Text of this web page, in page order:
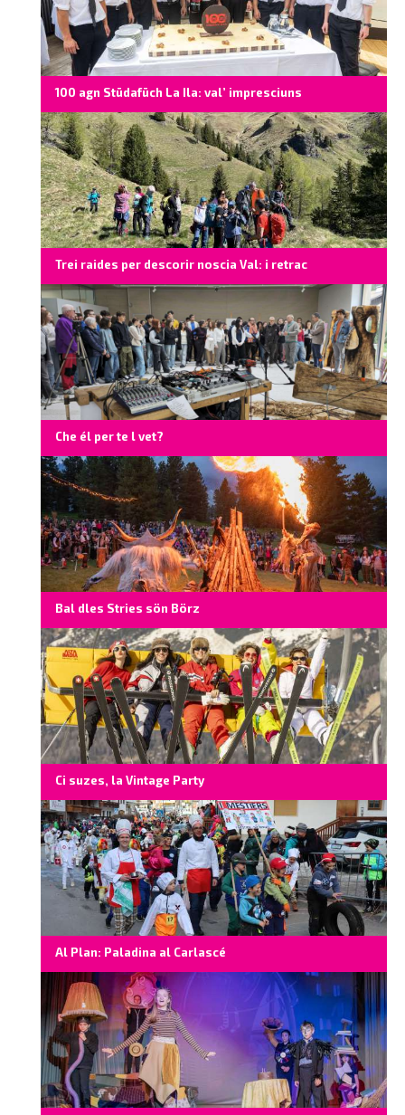
100 agn Stüdafüch La Ila: val’ impresciuns
Trei raides per descorir noscia Val: i retrac
Che él per te l vet?
Bal dles Stries sön Börz
Ci suzes, la Vintage Party
Al Plan: Paladina al Carlascé